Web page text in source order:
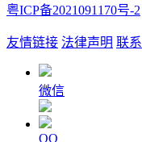
粤ICP备2021091170号-2
友情链接 法律声明 联系
微信
QQ